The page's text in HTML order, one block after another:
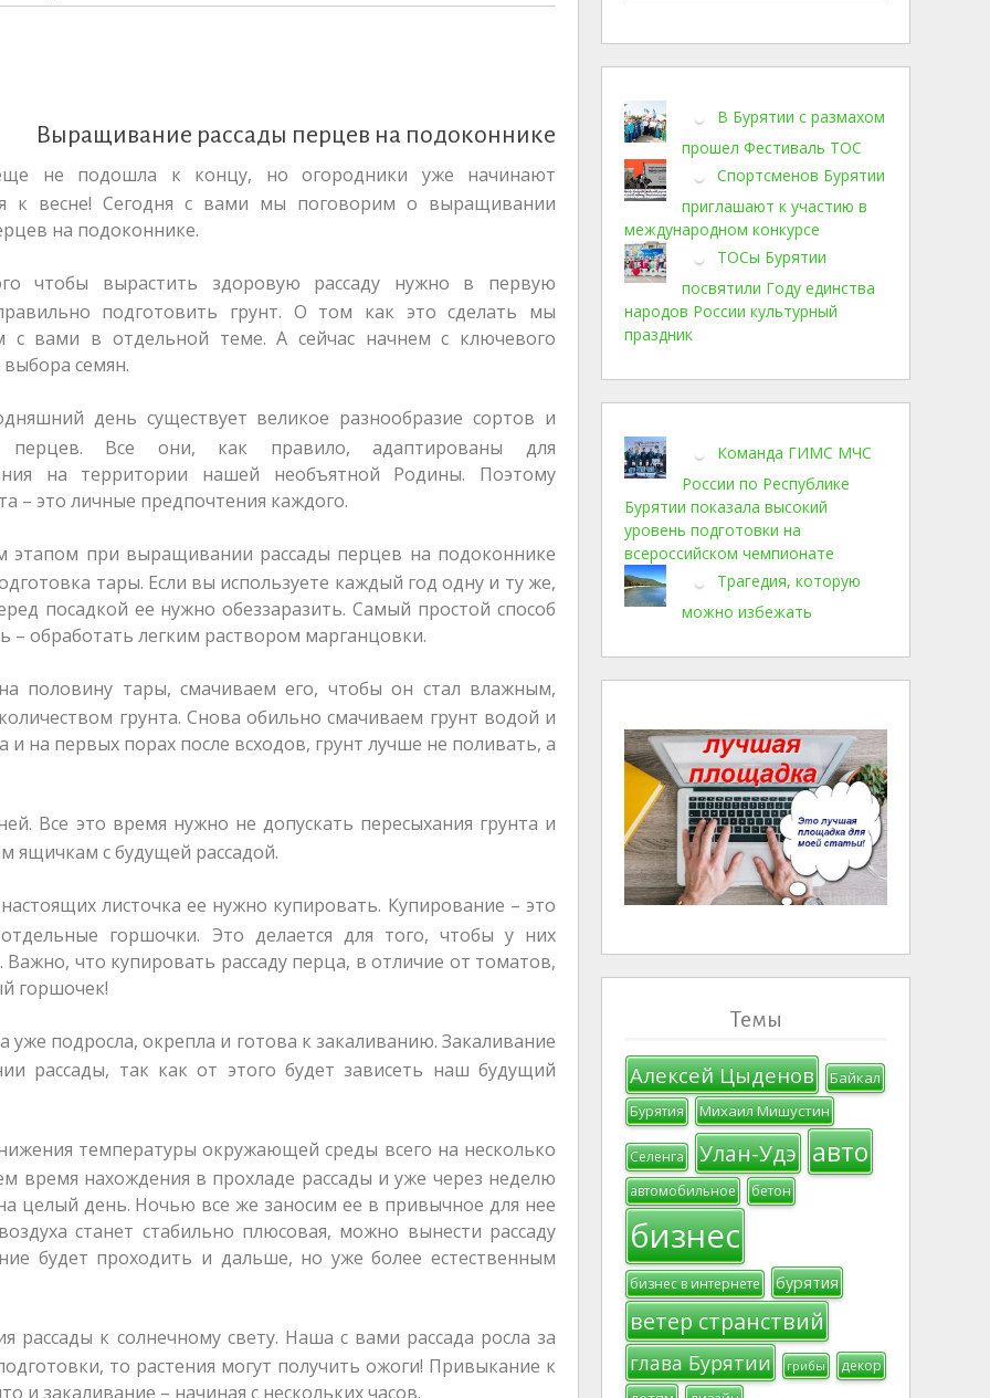
Выращивание рассады перцев на подоконнике
не подошла к концу, но огородники уже начинают
к весне! Сегодня с вами мы поговорим о выращивании
на подоконнике.
чтобы вырастить здоровую рассаду нужно в первую
подготовить грунт. О том как это сделать мы
с вами в отдельной теме. А сейчас начнем с ключевого
семян.
день существует великое разнообразие сортов и
перцев. Все они, как правило, адаптированы для
на территории нашей необъятной Родины. Поэтому
– это личные предпочтения каждого.
этапом при выращивании рассады перцев на подоконнике
тары. Если вы используете каждый год одну и ту же,
посадкой ее нужно обеззаразить. Самый простой способ
– обработать легким раствором марганцовки.
половину тары, смачиваем его, чтобы он стал влажным,
грунта. Снова обильно смачиваем грунт водой и
на первых порах после всходов, грунт лучше не поливать, а
Все это время нужно не допускать пересыхания грунта и
ящичкам с будущей рассадой.
листочка ее нужно купировать. Купирование – это
горшочки. Это делается для того, чтобы у них
что купировать рассаду перца, в отличие от томатов,
горшочек!
уже подросла, окрепла и готова к закаливанию. Закаливание
рассады, так как от этого будет зависеть наш будущий
температуры окружающей среды всего на несколько
время нахождения в прохладе рассады и уже через неделю
целый день. Ночью все же заносим ее в привычное для нее
станет стабильно плюсовая, можно вынести рассаду
будет проходить и дальше, но уже более естественным
к солнечному свету. Наша с вами рассада росла за
то растения могут получить ожоги! Привыкание к
закаливание – начиная с нескольких часов.
В Бурятии с размахом
прошел Фестиваль ТОС
Спортсменов Бурятии
приглашают к участию в
международном конкурсе
ТОСы Бурятии
посвятили Году единства
народов России культурный
праздник
Команда ГИМС МЧС
России по Республике
Бурятии показала высокий
уровень подготовки на
всероссийском чемпионате
Трагедия, которую
можно избежать
Темы
Алексей Цыденов Байкал
Бурятия Михаил Мишустин
Селенга Улан-Удэ авто
автомобильное бетон
бизнес
бизнес в интернете бурятия
ветер странствий
глава Бурятии грибы декор